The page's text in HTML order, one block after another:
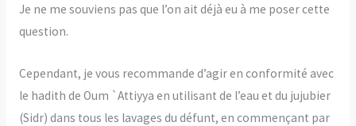
Je ne me souviens pas que l’on ait déjà eu à me poser cette
question.
Cependant, je vous recommande d’agir en conformité avec
le hadith de Oum `Attiyya en utilisant de l’eau et du jujubier
(Sidr) dans tous les lavages du défunt, en commençant par